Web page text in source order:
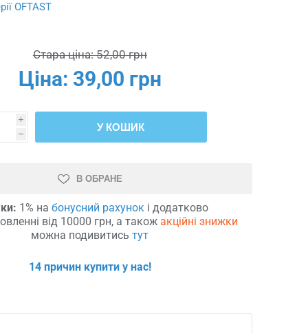
OFTAST
Стара ціна: 52,00 грн
Ціна: 39,00 грн
i
h
У КОШИК
В ОБРАНЕ
1% на бонусний рахунок і додатково
від 10000 грн, а такожакційні знижки
можна подивитисьтут
14 причин купити у нас!